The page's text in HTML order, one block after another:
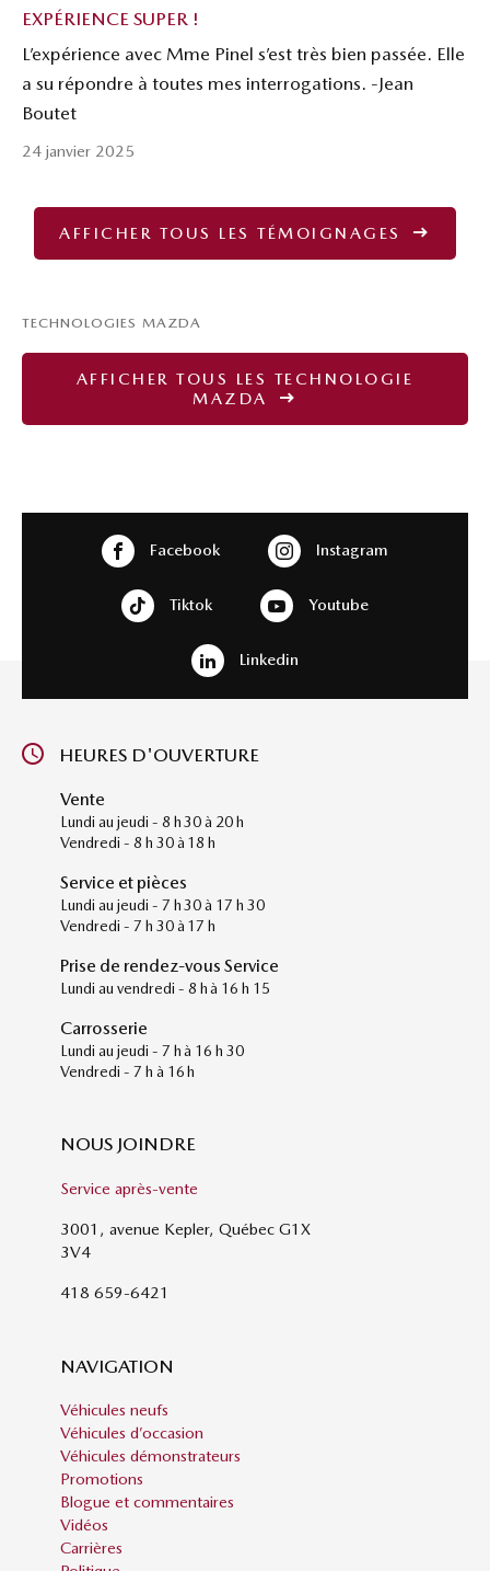
EXPÉRIENCE SUPER !
L’expérience avec Mme Pinel s’est très bien passée. Elle
a su répondre à toutes mes interrogations. -Jean
Boutet
24 janvier 2025
AFFICHER TOUS LES TÉMOIGNAGES
TECHNOLOGIES MAZDA
AFFICHER TOUS LES TECHNOLOGIE
MAZDA
Facebook Instagram
Tiktok Youtube
Linkedin
HEURES D'OUVERTURE
Vente
Lundi au jeudi - 8 h 30 à 20 h
Vendredi - 8 h 30 à 18 h
Service et pièces
Lundi au jeudi - 7 h 30 à 17 h 30
Vendredi - 7 h 30 à 17 h
Prise de rendez-vous Service
Lundi au vendredi - 8 h à 16 h 15
Carrosserie
Lundi au jeudi - 7 h à 16 h 30
Vendredi - 7 h à 16 h
NOUS JOINDRE
Service après-vente
3001, avenue Kepler, Québec G1X
3V4
418 659-6421
NAVIGATION
Véhicules neufs
Véhicules d’occasion
Véhicules démonstrateurs
Promotions
Blogue et commentaires
Vidéos
Carrières